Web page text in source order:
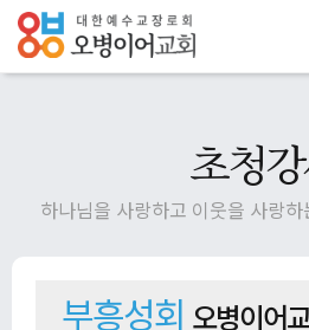
초청
하나님을 사랑하고 이웃을 사랑
부흥성회 오병이어